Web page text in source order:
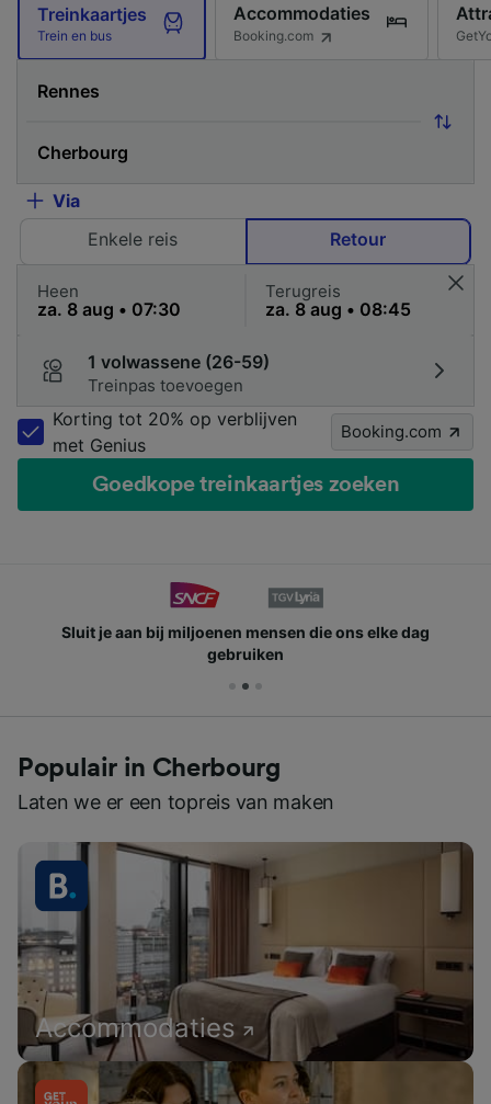
Treinkaartjes
Trein en bus
Accommodaties
Booking.com
Via
Enkele reis
Retour
Heen Terugreis
1 volwassene (26-59)
Treinpas toevoegen
Korting tot 20% op verblijven
met Genius
Booking.com
Goedkope treinkaartjes zoeken
Sluit je aan bij miljoenen mensen die ons elke dag
gebruiken
Populair in Cherbourg
Laten we er een topreis van maken
Accommodaties